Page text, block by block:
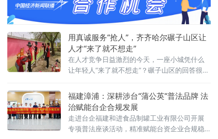
表，以及来自经济、法律、传媒等领域的专家
学者，与多位浙江民营企业家齐聚一堂，直面
一个不容回避的现实：网络暴力正成为民营经
济健康发展的隐形阻力。风暴过后一地鸡毛：
企业家深陷网暴困境民营经济贡献了全国5
用真诚服务“抢人”，齐齐哈尔碾子山区让
人才“来了就不想走”
在人才竞争日益激烈的今天，一座小城凭什么
让年轻人“来了就不想走”？碾子山区的回答很朴
用服务暖人。近年来，齐齐哈尔市碾子山区深
植“人才是第一资源”理念，不走“高大上”的拼财
力路线，而是走出一条“小而美、精而实”的人才
强区之路。通过校地联动、精准引才、用心留
才、活动育才，这座小城正悄然成为青年人才
福建漳浦：深耕涉台“蒲公英”普法品牌 法
治赋能台企合规发展
走进台企福建和进食品制罐工业有限公司开展
专项普法座谈活动，精准赋能台资企业合规稳